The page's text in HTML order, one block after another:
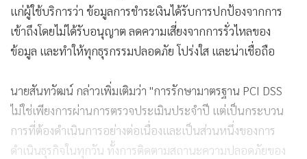
แก่ผู้ใช้บริการว่า ข้อมูลการชำระเงินได้รับการปกป้องจากการ
เข้าถึงโดยไม่ได้รับอนุญาต ลดความเสี่ยงจากการรั่วไหลของ
ข้อมูล และทำให้ทุกธุรกรรมปลอดภัย โปร่งใส และน่าเชื่อถือ
นายสันทวัฒน์ กล่าวเพิ่มเติมว่า "การรักษามาตรฐาน PCI DSS
ไม่ใช่เพียงการผ่านการตรวจประเมินประจำปี แต่เป็นกระบวน
การที่ต้องดำเนินการอย่างต่อเนื่องและเป็นส่วนหนึ่งของการ
ดำเนินธุรกิจในทุกวัน ทั้งการติดตามสถานะความปลอดภัยของ